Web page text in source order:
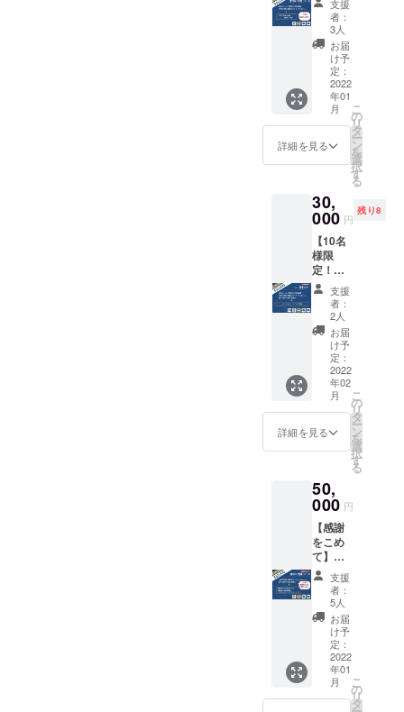
【注意
事項】
・掲載
用のお
名前を
備考欄
にご記
入くだ
さい。
場合は
「掲載
とお書
きくだ
さい。
【発
送時
期】 本
の発送
はどこ
よりも
早く
2022年
1月初旬
を予定
してお
りま
す。
ファン
ディン
グ終了
後、寄
贈者の
御名前
を入れ
て寄贈
場所に
本を寄
学図書
館や公
共図書
館な
ど、こ
んな場
所に本
が置い
てあっ
たらい
いなと
いう場
所があ
りまし
たら、
こちら
のコー
願いし
ます。
■ 寄贈
者のお
名前を
紙に
「謹
呈」と
して記
載し、
ご希望
の寄贈
先にお
送りさ
せてい
ただき
の写真1
種類の
ポスト
カード
セット
付き。
■「盛田
おみや
げ引換
ケッ
ト」
は、愛
知県常
滑市小
鈴谷に
ある“盛
田昭夫
塾”の入
場券と
おみや
げ引換
券（ご
来館の
交換
可）、
田株式
会社
の“盛田
味の
館”の名
物【た
まり
しょう
ゆソフ
トク
リー
ム】の
交換券
（苦手
な方は
★ 盛田
昭夫氏
生誕100
年「盛
田昭夫
塾」プ
レミア
ムセッ
ト ★ 盛
田昭夫
味の
館」プ
レミア
ムセッ
ト
■『新実
力主
義』の
中に書
かれた
印象的
な文章
をピッ
クアッ
プし、
ために
クリエ
らご提
供いた
だいた
イラス
ト5種類
＋盛田
昭夫氏
の写真1
種類の
ポスト
カード
セット
付き。
■「盛田
義』復
刊初版
本（1
冊） ★
『新実
力主
義』復
刊初版
本にお
名前掲
盛田昭
夫氏の
を探る
ツアー
（盛田
昭夫
塾・鈴
渓資料
館・盛
田味の
館）
■『新実
力主
義』の
中に書
かれた
クアッ
プし、
今回の
ために
クリエ
イター
さんか
らご提
供いた
だいた
イラス
ト5種類
＋盛田
昭夫氏
の写真1
「10
冊」
コース
★お礼
のメー
ル（1
通）
★「新
実力主
義」語
録ポス
セッ
ト）
★【い
ち早く
お届
け！】
『新実
力主
義』復
刊初版
本（10
冊）
★『新
実力主
義』復
刊初版
本にお
み）
■『新実
義』の
中に書
かれた
印象的
な文章
をピッ
クアッ
プし、
今回の
ために
クリエ
イター
さんか
支援
者：
3人
お届
け予
定：
2022
年01
月
詳細を見る
こ
の
リ
タ
ー
ン
を
選
択
す
る
30,
000 円
残り8
【10名
様限
定！】
ソニー
歴史
（ヒス
ト
リー）
ツアー
のメー
ル（1
通） ★
「新実
力主
トカー
ド（6枚
セッ
ト） ★
『新実
力主
義』復
刊初版
本（1
冊） ★
『新実
力主
義』復
刊初版
本にお
名前掲
支援
者：
2人
お届
け予
定：
2022
年02
月
詳細を見る
こ
の
リ
タ
ー
ン
を
選
択
す
る
50,
000 円
【感謝
をこめ
て】復
刊「ご
祝儀」
コース
★ 感謝
を込め
た お礼
のメー
ル（1
通） ★
「新実
支援
者：
5人
お届
け予
定：
2022
年01
月
こ
の
リ
タ